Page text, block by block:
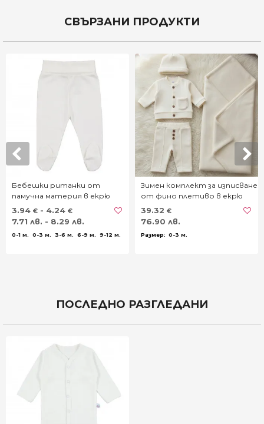
СВЪРЗАНИ ПРОДУКТИ
Бебешки ританки от
памучна материя в екрю
3.94 € - 4.24 €
7.71 лв. - 8.29 лв.
0-1 м. 0-3 м. 3-6 м. 6-9 м. 9-12 м.
Зимен комплект за изписване
от фино плетиво в екрю
39.32 €
76.90 лв.
0-3 м.
ПОСЛЕДНО РАЗГЛЕДАНИ